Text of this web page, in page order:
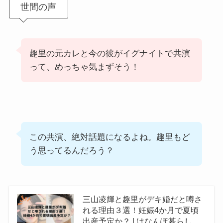
世間の声
趣里の元カレと今の彼がイグナイトで共演
って、めっちゃ気まずそう！
この共演、絶対話題になるよね。趣里もど
う思ってるんだろう？
三山凌輝と趣里がデキ婚だと噂さ
れる理由３選！妊娠4か月で夏頃
出産予定か？ | はなんぽ暮らし